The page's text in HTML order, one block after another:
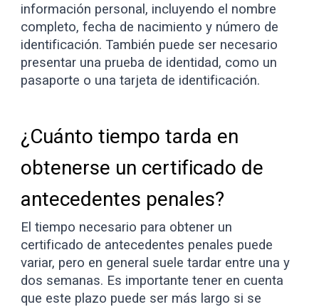
información personal, incluyendo el nombre
completo, fecha de nacimiento y número de
identificación. También puede ser necesario
presentar una prueba de identidad, como un
pasaporte o una tarjeta de identificación.
¿Cuánto tiempo tarda en
obtenerse un certificado de
antecedentes penales?
El tiempo necesario para obtener un
certificado de antecedentes penales puede
variar, pero en general suele tardar entre una y
dos semanas. Es importante tener en cuenta
que este plazo puede ser más largo si se